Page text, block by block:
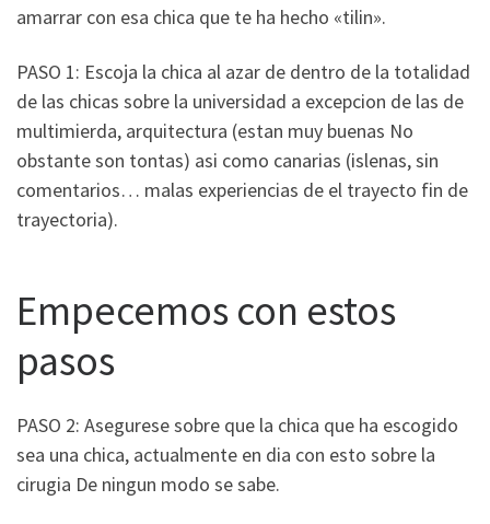
amarrar con esa chica que te ha hecho «tilin».
PASO 1: Escoja la chica al azar de dentro de la totalidad
de las chicas sobre la universidad a excepcion de las de
multimierda, arquitectura (estan muy buenas No
obstante son tontas) asi­ como canarias (islenas, sin
comentarios… malas experiencias de el trayecto fin de
trayectoria).
Empecemos con estos
pasos
PASO 2: Asegurese sobre que la chica que ha escogido
sea una chica, actualmente en dia con esto sobre la
cirugia De ningun modo se sabe.